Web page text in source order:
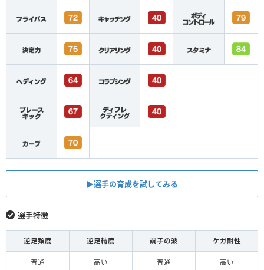
▶︎選手の育成を試してみる
選手特徴
逆足頻度 逆足精度 調子の波 ケガ耐性
普通 高い 普通 高い